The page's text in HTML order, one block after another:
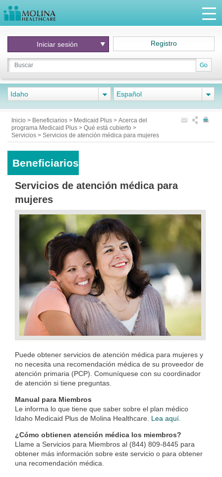
Go
Iniciar sesión Registro
Idaho Español
Inicio > Beneficiarios > Medicaid Plus > Acerca del
programa Medicaid Plus > Qué está cubierto >
Servicios > Servicios de atención médica para mujeres
Beneficiarios
Servicios de atención médica para
mujeres
Puede obtener servicios de atención médica para mujeres y
no necesita una recomendación médica de su proveedor de
atención primaria (PCP). Comuníquese con su coordinador
de atención si tiene preguntas.
Manual para Miembros
Le informa lo que tiene que saber sobre el plan médico
Idaho Medicaid Plus de Molina Healthcare. Lea aquí.
¿Cómo obtienen atención médica los miembros?
Llame a Servicios para Miembros al (844) 809-8445 para
obtener más información sobre este servicio o para obtener
una recomendación médica.